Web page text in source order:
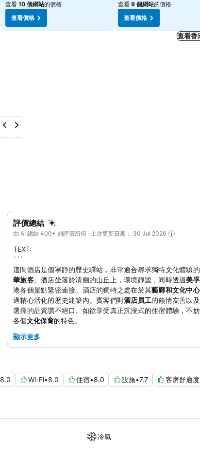
查看 10 個網站的價格
查看價格
查看 9 個網站的價格
查看價格
查看香
評價總結
由 AI 總結 400+ 則評價所得 · 上次更新日期： 30 Jul 2026
TEXT:
```
這間酒店是個寧靜的歷史驛站，非常適合尋求獨特文化體驗的
華旅客。酒店坐落於清幽的山丘上，環境靜謐，同時透過美
港各個景點緊密連接。酒店的獨特之處在於其藝廊和文化中心
過精心活化的歷史建築內。賓客們對酒店員工的熱情友善以
選擇的品質讚不絕口。如欲享受真正沉浸式的住宿體驗，不
各個文化保育的特色。
顯示更多
8.0 Wi-Fi•8.0 住宿•8.0 設施•7.7 客房舒適度
冷氣